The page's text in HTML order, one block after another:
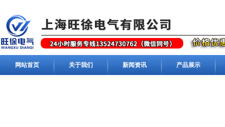
网站首页 关于我们 新闻资讯 产品展示